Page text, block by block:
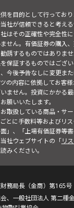
を目的として行っており
社が信頼できると考え
はその正確性や完全性
せん。有価証券の購入、
誘するものではありま
保証するものではござ
今後予告なしに変更ま
の内容に依拠してお客
ません。投資にかかる
願いいたします。
取扱している商品・サ
とに手数料等およびリ
」、「上場有価証券等
社ウェブサイトの「リ
みください。
務局長（金商）第165号
、一般社団法人 第二種